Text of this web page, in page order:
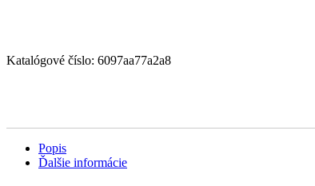
Katalógové číslo: 6097aa77a2a8
Popis
Ďalšie informácie